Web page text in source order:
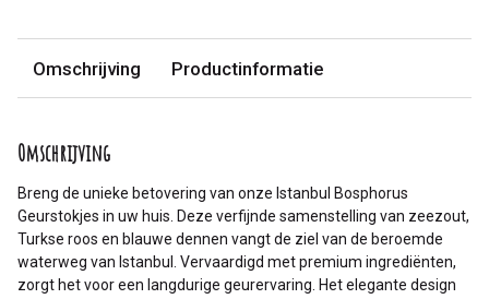
Omschrijving Productinformatie
Omschrijving
Breng de unieke betovering van onze Istanbul Bosphorus
Geurstokjes in uw huis. Deze verfijnde samenstelling van zeezout,
Turkse roos en blauwe dennen vangt de ziel van de beroemde
waterweg van Istanbul. Vervaardigd met premium ingrediënten,
zorgt het voor een langdurige geurervaring. Het elegante design